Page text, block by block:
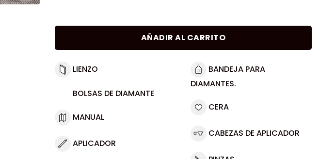
AÑADIR AL CARRITO
LIENZO
BOLSAS DE DIAMANTE
MANUAL
APLICADOR
BANDEJA PARA
DIAMANTES.
CERA
CABEZAS DE APLICADOR